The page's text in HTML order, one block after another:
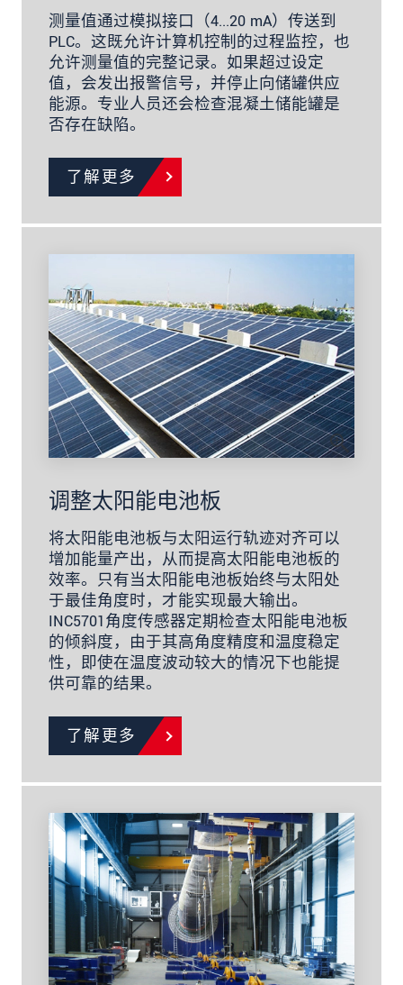
测量值通过模拟接口（4...20 mA）传送到
PLC。这既允许计算机控制的过程监控，也
允许测量值的完整记录。如果超过设定
值，会发出报警信号，并停止向储罐供应
能源。专业人员还会检查混凝土储能罐是
否存在缺陷。
了解更多
调整太阳能电池板
将太阳能电池板与太阳运行轨迹对齐可以
增加能量产出，从而提高太阳能电池板的
效率。只有当太阳能电池板始终与太阳处
于最佳角度时，才能实现最大输出。
INC5701角度传感器定期检查太阳能电池板
的倾斜度，由于其高角度精度和温度稳定
性，即使在温度波动较大的情况下也能提
供可靠的结果。
了解更多